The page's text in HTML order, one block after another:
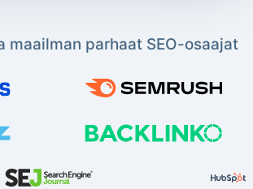
maailman parhaat SEO-osaajat